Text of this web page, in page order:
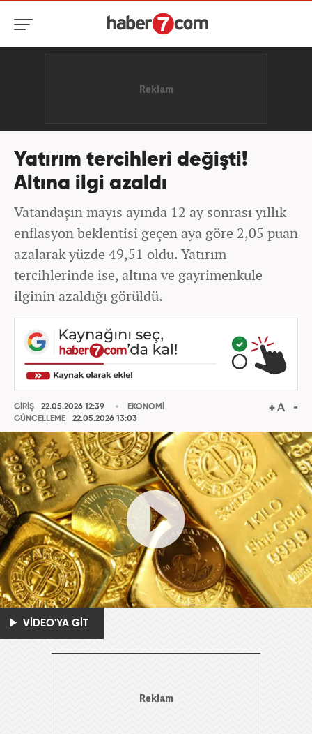
Yatırım tercihleri değişti!
Altına ilgi azaldı
Vatandaşın mayıs ayında 12 ay sonrası yıllık
enflasyon beklentisi geçen aya göre 2,05 puan
azalarak yüzde 49,51 oldu. Yatırım
tercihlerinde ise, altına ve gayrimenkule
ilginin azaldığı görüldü.
GİRİŞ
22.05.2026 12:39
GÜNCELLEME
22.05.2026 13:03
EKONOMİ
VİDEO'YA GİT